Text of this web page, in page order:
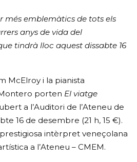
més emblemàtics de tots els
anys de vida del
tindrà lloc aquest dissabte 16
McElroy i la pianista
porten El viatge
a l’Auditori de l’Ateneu de
16 de desembre (21 h, 15 €).
intèrpret veneçolana
a l’Ateneu – CMEM.